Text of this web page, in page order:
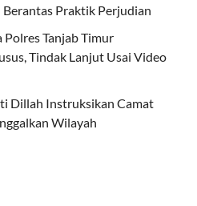
Praktik Perjudian
Tanjab Timur
Tindak Lanjut Usai Video
Dillah Instruksikan Camat
Wilayah